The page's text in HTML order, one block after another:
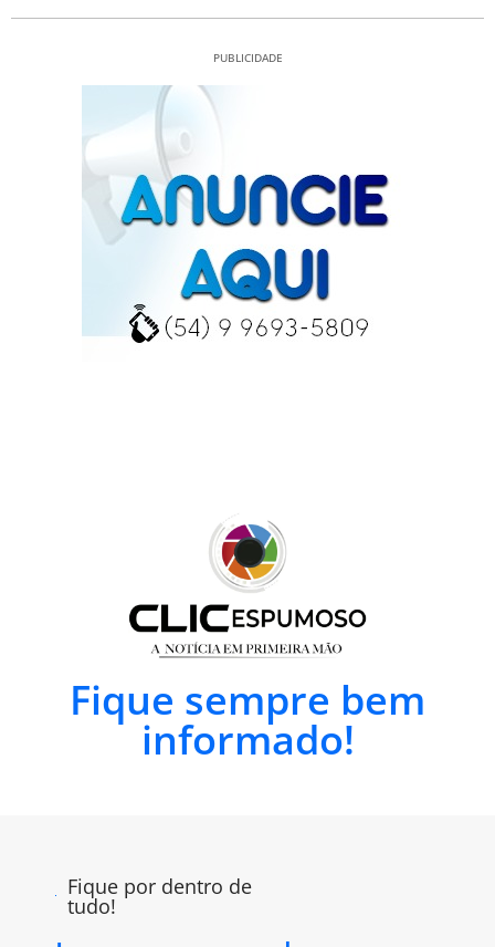
PUBLICIDADE
Fique sempre bem
informado!
Fique por dentro de
tudo!